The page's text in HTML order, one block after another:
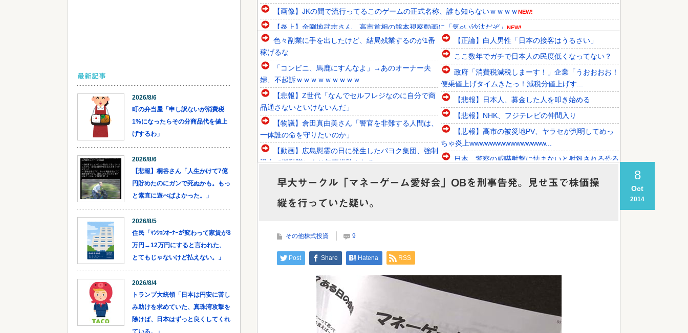
【画像】JKの間で流行ってるこのゲームの正式名称、誰も知らないｗｗｗｗNEW!
【炎上】金剛地武志さん、高市首相の熊本視察動画に「気○い沙汰だぞ」 NEW!
【悲報】ロシア、ガチの大炎上ｗｗｗｗｗｗｗｗｗｗｗｗNEW!
韓国人「青年失業率7.0%の韓国で日本が韓国人の海外就業先国家で1位に！」→「日本の手...NEW!
韓国人「トヨタが2027年に次世代ハイブリッドバッテリーを導入へ！最大1000kmの航...NEW!
Powered by livedoor 相互RSS
色々副業に手を出したけど、結局残業するのが1番
稼げるな
「コンビニ、馬鹿にすんなよ」→あのオーナー夫
婦、不起訴ｗｗｗｗｗｗｗｗｗ
【悲報】Z世代「なんでセルフレジなのに自分で商
品通さないといけないんだ」
【物議】倉田真由美さん「警官を非難する人間は、
一体誰の命を守りたいのか」
【動画】広島慰霊の日に発生したパヨク集団、強制
退去で機動隊により無事排除される
【予算100万】市長「特定外来生物クビアカは気持
ち悪い虫だしそんな需要ないと思う」1...
【速報】NHK職員が番組出演者から性被害
Powered by livedoor 相互RSS
【正論】白人男性「日本の接客はうるさい」
ここ数年でガチで日本人の民度低くなってない？
政府「消費税減税しまーす！」企業「うおおおお！
便乗値上げタイムきたっ！減税分値上げす...
【悲報】日本人、募金した人を叩き始める
【悲報】NHK、フジテレビの仲間入り
【悲報】高市の被災地PV、ヤラセが判明してめっ
ちゃ炎上wwwwwwwwwwwwwww...
日本、警察の威嚇射撃に怯まないと射殺される恐ろ
8
Oct
2014
早大サークル「マネーゲーム愛好会」OBを刑事告発。見せ玉で株価操
縦を行っていた疑い。
その他株式投資 9
Post Share Hatena RSS
最新記事
2026/8/6
町の弁当屋「申し訳ないが消費税
1%になったらその分商品代を値上
げするわ」
2026/8/6
【悲報】桐谷さん「人生かけて7億
円貯めたのにガンで死ぬかも。もっ
と素直に遊べばよかった。」
2026/8/5
住民「ﾏﾝｼｮﾝｵｰﾅｰが変わって家賃が8
万円→12万円にすると言われた、
とてもじゃないけど払えない。」
2026/8/4
トランプ大統領「日本は円安に苦し
み助けを求めていた、真珠湾攻撃を
除けば、日本はずっと良くしてくれ
ている。」